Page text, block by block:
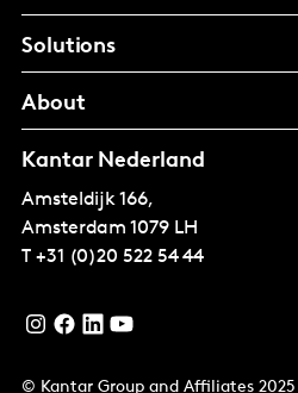
Solutions
About
Kantar Nederland
Amsteldijk 166,
Amsterdam 1079 LH
T +31 (0)20 522 54 44
© Kantar Group and Affiliates 2025